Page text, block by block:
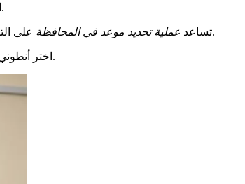
واختيار وقت مناسب.
تساعد عملية تحديد موعد في المحافظة على وفقًا لجدولك الزمني.
. انتقل إلى موقع rendez-vous-prefecture.fr، اختر أنطوني وإجراءك. من خلال الاطلاع على المواعيد مسبقًا، ستسهل إجراءاتك.